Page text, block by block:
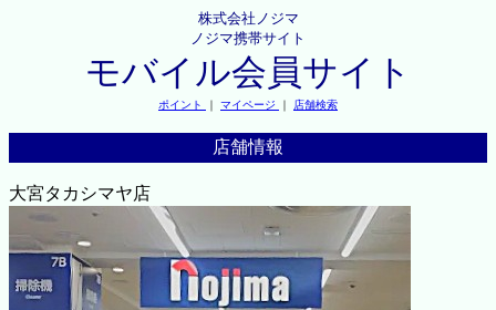
株式会社ノジマ
ノジマ携帯サイト
モバイル会員サイト
ポイント ｜ マイページ ｜ 店舗検索
店舗情報
大宮タカシマヤ店